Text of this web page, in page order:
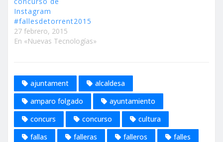
Instagram
#fallesdetorrent2015
27 febrero, 2015
En «Nuevas Tecnologías»
ajuntament
alcaldesa
amparo folgado
ayuntamiento
concurs
concurso
cultura
fallas
falleras falleros
falles